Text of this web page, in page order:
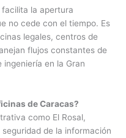
la apertura
no cede con el tiempo. Es
legales, centros de
flujos constantes de
en la Gran
de Caracas?
como El Rosal,
de la información